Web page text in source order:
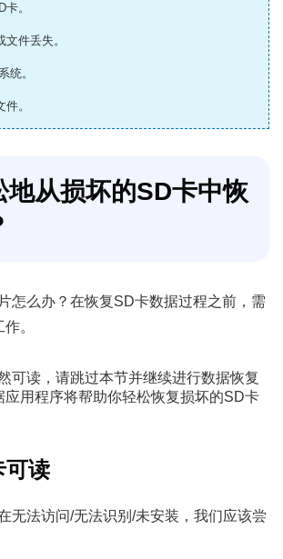
。
件丢失。
统。
。
地从损坏的SD卡中恢
怎么办？在恢复SD卡数据过程之前，需
。
可读，请跳过本节并继续进行数据恢复
应用程序将帮助你轻松恢复损坏的SD卡
可读
无法访问/无法识别/未安装，我们应该尝